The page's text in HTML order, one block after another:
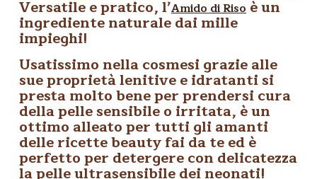
Versatile e pratico, l’Amido di Risoè un
ingrediente naturale dai mille
impieghi!
Usatissimo nella cosmesi grazie alle
sueproprietà lenitive e idratantisi
presta molto bene per prendersi cura
dellapelle sensibileo irritata, è un
ottimo alleato per tutti gli amanti
delle ricette beauty fai da te ed è
perfetto per detergere con delicatezza
la pelle ultrasensibile dei neonati!